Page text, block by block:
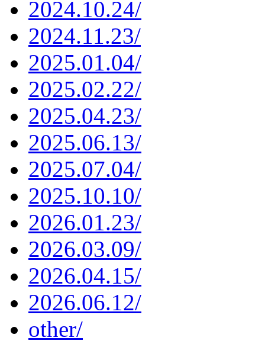
2024.10.24/
2024.11.23/
2025.01.04/
2025.02.22/
2025.04.23/
2025.06.13/
2025.07.04/
2025.10.10/
2026.01.23/
2026.03.09/
2026.04.15/
2026.06.12/
other/